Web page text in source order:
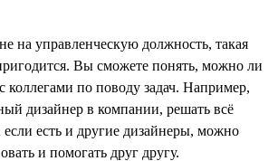
на управленческую должность, такая
Вы сможете понять, можно ли
с коллегами по поводу задач. Например,
дизайнер в компании, решать всё
есть и другие дизайнеры, можно
и помогать друг другу.